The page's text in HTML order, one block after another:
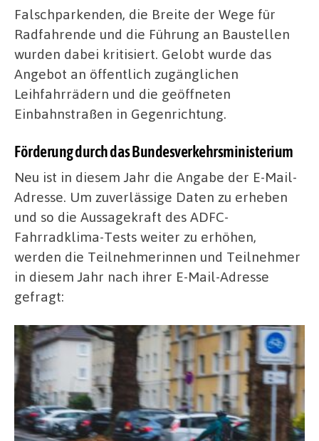
Falschparkenden, die Breite der Wege für
Radfahrende und die Führung an Baustellen
wurden dabei kritisiert. Gelobt wurde das
Angebot an öffentlich zugänglichen
Leihfahrrädern und die geöffneten
Einbahnstraßen in Gegenrichtung.
Förderung durch das Bundesverkehrsministerium
Neu ist in diesem Jahr die Angabe der E-Mail-
Adresse. Um zuverlässige Daten zu erheben
und so die Aussagekraft des ADFC-
Fahrradklima-Tests weiter zu erhöhen,
werden die Teilnehmerinnen und Teilnehmer
in diesem Jahr nach ihrer E-Mail-Adresse
gefragt: